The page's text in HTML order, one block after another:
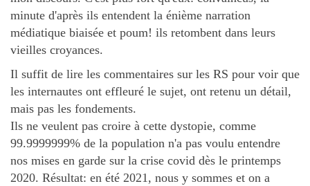
minute d'après ils entendent la énième narration
médiatique biaisée et poum! ils retombent dans leurs
vieilles croyances.
Il suffit de lire les commentaires sur les RS pour voir que
les internautes ont effleuré le sujet, ont retenu un détail,
mais pas les fondements.
Ils ne veulent pas croire à cette dystopie, comme
99.9999999% de la population n'a pas voulu entendre
nos mises en garde sur la crise covid dès le printemps
2020. Résultat: en été 2021, nous y sommes et on a